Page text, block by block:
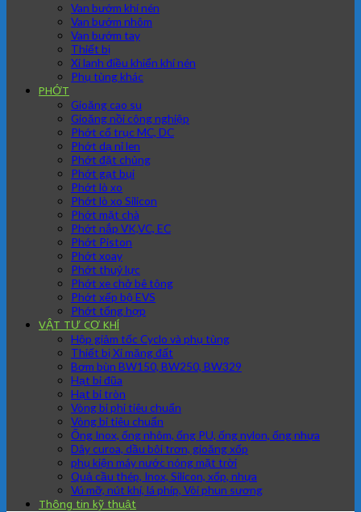
Van bướm khí nén
Van bướm nhôm
Van bướm tay
Thiết bị
Xi lanh điều khiển khí nén
Phụ tùng khác
PHỚT
Gioăng cao su
Gioăng nồi công nghiệp
Phớt cổ trục MC, DC
Phớt dạ nỉ len
Phớt đặt chủng
Phớt gạt bụi
Phớt lò xo
Phớt lò xo Silicon
Phớt mặt chà
Phớt nắp VK,VC, EC
Phớt Piston
Phớt xoay
Phớt thuỷ lực
Phớt xe chở bê tông
Phớt xếp bộ EVS
Phớt tổng hợp
VẬT TƯ CƠ KHÍ
Hộp giảm tốc Cyclo và phụ tùng
Thiết bị Xi măng đất
Bơm bùn BW150, BW250, BW329
Hạt bi đũa
Hạt bi tròn
Vòng bi phi tiêu chuẩn
Vòng bi tiêu chuẩn
Ống Inox, ống nhôm, ống PU, ống nylon, ống nhựa
Dây curoa, dầu bôi trơn, gioăng xốp
phụ kiện máy nước nóng mặt trời
Quả cầu thép, Inox, Silicon, xốp, nhựa
Vú mỡ, nút khí, lá phíp, Vòi phun sương
Thông tin kỹ thuật